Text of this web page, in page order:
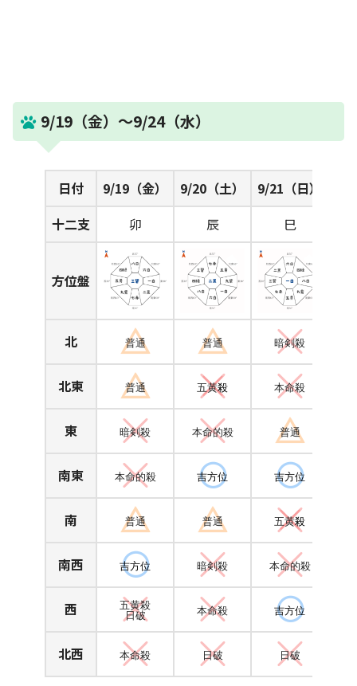
9/19（金）～9/24（水）
日付 9/19（金） 9/20（土）
9/21（日）
十二支
卯 辰 巳
方位盤
北 普通 普通 暗剣殺
北東 普通 五黄殺 本命殺
東 暗剣殺 本命的殺 普通
南東 本命的殺 吉方位 吉方位
南 普通 普通 五黄殺
南西 吉方位 暗剣殺 本命的殺
西
五黄殺
日破
本命殺 吉方位
北西 本命殺 日破 日破